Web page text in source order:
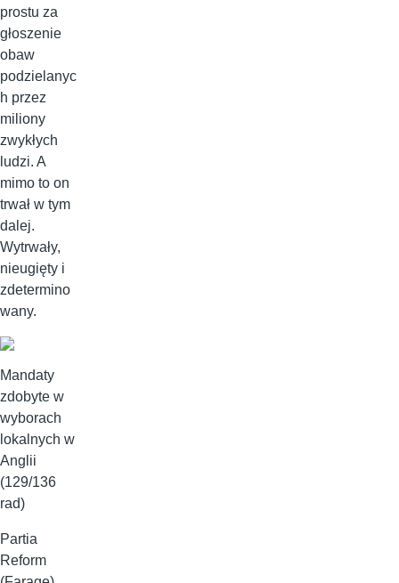
prostu za
głoszenie
obaw
podzielanyc
h przez
miliony
zwykłych
ludzi. A
mimo to on
trwał w tym
dalej.
Wytrwały,
nieugięty i
zdetermino
wany.
Mandaty
zdobyte w
wyborach
lokalnych w
Anglii
(129/136
rad)
Partia
Reform